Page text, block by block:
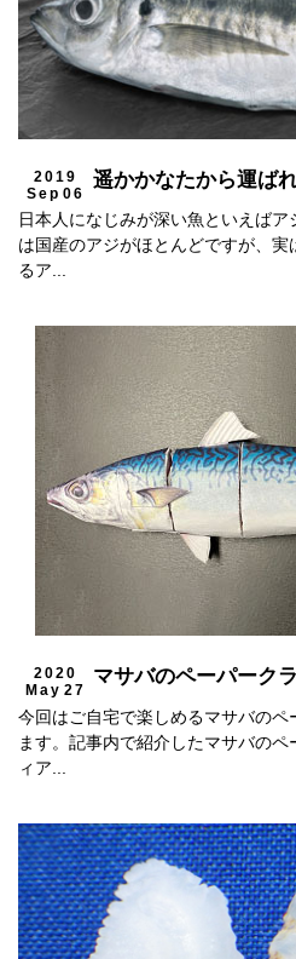
2019
Sep 06
遥かかなたから運ば
日本人になじみが深い魚といえば
は国産のアジがほとんどですが、
るア...
2020
May 27
マサバのペーパーク
今回はご自宅で楽しめるマサバのペ
ます。記事内で紹介したマサバの
ィア...